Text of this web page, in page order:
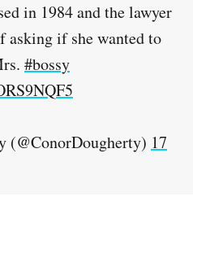
in 1984 and the lawyer
asking if she wanted to
#bossy
17